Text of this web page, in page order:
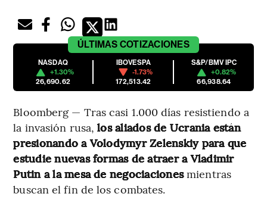
ÚLTIMAS COTIZACIONES
NASDAQ
+1.30%
26,690.62
IBOVESPA
-1.73%
172,513.42
S&P/BMV IPC
+0.82%
66,938.64
Bloomberg — Tras casi 1.000 días resistiendo a
la invasión rusa,los aliados de Ucrania están
presionando a Volodymyr Zelenskiy para que
estudie nuevas formas de atraer a Vladimir
Putin a la mesa de negociacionesmientras
buscan el fin de los combates.